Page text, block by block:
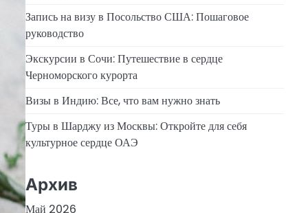
Запись на визу в Посольство США: Пошаговое
руководство
Экскурсии в Сочи: Путешествие в сердце
Черноморского курорта
Визы в Индию: Все, что вам нужно знать
Туры в Шарджу из Москвы: Откройте для себя
культурное сердце ОАЭ
Архив
Май 2026